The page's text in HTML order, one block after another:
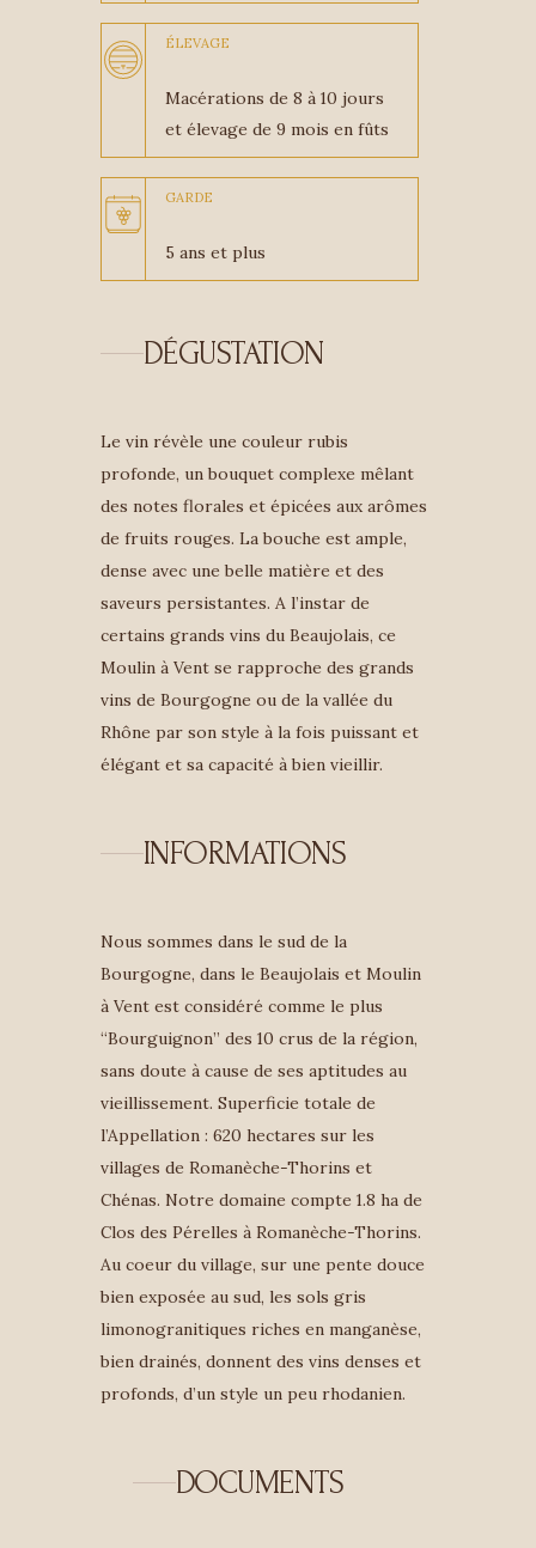
ÉLEVAGE
Macérations de 8 à 10 jours
et élevage de 9 mois en fûts
GARDE
5 ans et plus
DÉGUSTATION
Le vin révèle une couleur rubis
profonde, un bouquet complexe mêlant
des notes florales et épicées aux arômes
de fruits rouges. La bouche est ample,
dense avec une belle matière et des
saveurs persistantes. A l’instar de
certains grands vins du Beaujolais, ce
Moulin à Vent se rapproche des grands
vins de Bourgogne ou de la vallée du
Rhône par son style à la fois puissant et
élégant et sa capacité à bien vieillir.
INFORMATIONS
Nous sommes dans le sud de la
Bourgogne, dans le Beaujolais et Moulin
à Vent est considéré comme le plus
“Bourguignon” des 10 crus de la région,
sans doute à cause de ses aptitudes au
vieillissement. Superficie totale de
l’Appellation : 620 hectares sur les
villages de Romanèche-Thorins et
Chénas. Notre domaine compte 1.8 ha de
Clos des Pérelles à Romanèche-Thorins.
Au coeur du village, sur une pente douce
bien exposée au sud, les sols gris
limonogranitiques riches en manganèse,
bien drainés, donnent des vins denses et
profonds, d’un style un peu rhodanien.
DOCUMENTS